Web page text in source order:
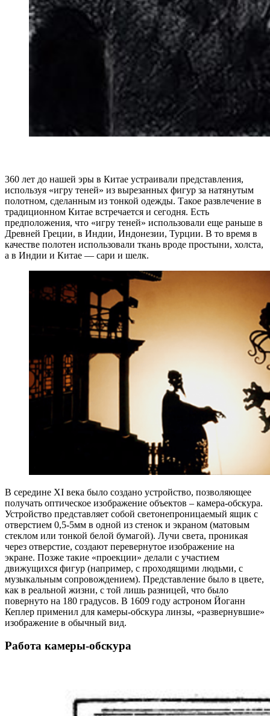
360 лет до нашей эры в Китае устраивали представления,
используя «игру теней» из вырезанных фигур за натянутым
полотном, сделанным из тонкой одежды. Такое развлечение в
традиционном Китае встречается и сегодня. Есть
предположения, что «игру теней» использовали еще раньше в
Древней Греции, в Индии, Индонезии, Турции. В то время в
качестве полотен использовали ткань вроде простыни, холста,
а в Индии и Китае — сари и шелк.
В середине XI века было создано устройство, позволяющее
получать оптическое изображение объектов – камера-обскура.
Устройство представляет собой светонепроницаемый ящик с
отверстием 0,5-5мм в одной из стенок и экраном (матовым
стеклом или тонкой белой бумагой). Лучи света, проникая
через отверстие, создают перевернутое изображение на
экране. Позже такие «проекции» делали с участием
движущихся фигур (например, с проходящими людьми, с
музыкальным сопровождением). Представление было в цвете,
как в реальной жизни, с той лишь разницей, что было
повернуто на 180 градусов. В 1609 году астроном Йоганн
Кеплер применил для камеры-обскура линзы, «развернувшие»
изображение в обычный вид.
Работа камеры-обскура